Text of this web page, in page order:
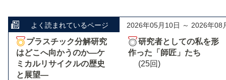
よく読まれているページ 2026年05月10日 ～ 2026年08
プラスチック分解研究
はどこへ向かうのか―ケ
ミカルリサイクルの歴史
と展望―
研究者としての私を形
作った「師匠」たち
(25回)